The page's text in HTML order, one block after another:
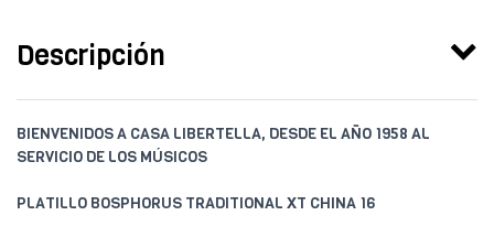
Descripción
BIENVENIDOS A CASA LIBERTELLA, DESDE EL AÑO 1958 AL
SERVICIO DE LOS MÚSICOS
PLATILLO BOSPHORUS TRADITIONAL XT CHINA 16